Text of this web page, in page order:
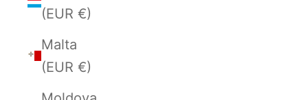
(EUR €)
Malta
(EUR €)